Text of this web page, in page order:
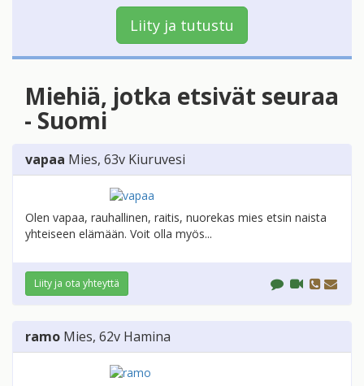
Liity ja tutustu
Miehiä, jotka etsivät seuraa
- Suomi
vapaa Mies, 63v Kiuruvesi
Olen vapaa, rauhallinen, raitis, nuorekas mies etsin naista
yhteiseen elämään. Voit olla myös...
Liity ja ota yhteyttä
ramo Mies, 62v Hamina